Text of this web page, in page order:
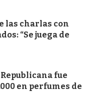
las charlas con
“Se juega de
fue
en perfumes de